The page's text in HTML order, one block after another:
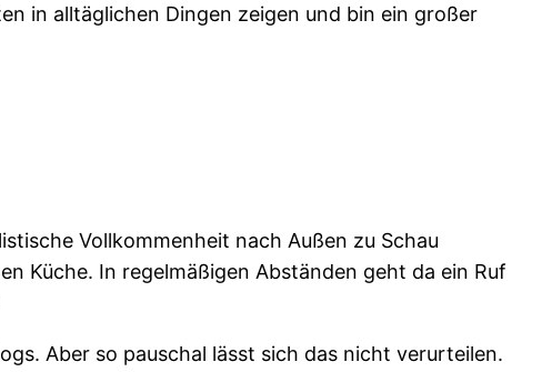
in alltäglichen Dingen zeigen und bin ein großer
Vollkommenheit nach Außen zu Schau
Küche. In regelmäßigen Abständen geht da ein Ruf
Aber so pauschal lässt sich das nicht verurteilen.